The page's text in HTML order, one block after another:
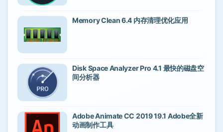
Memory Clean 6.4 内存清理优化应用
Disk Space Analyzer Pro 4.1 最快的磁盘空
间分析器
Adobe Animate CC 2019 19.1 Adobe全新
动画制作工具